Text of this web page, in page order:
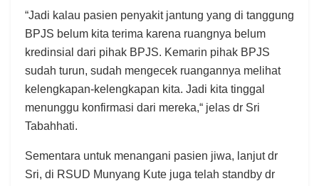
“Jadi kalau pasien penyakit jantung yang di tanggung
BPJS belum kita terima karena ruangnya belum
kredinsial dari pihak BPJS. Kemarin pihak BPJS
sudah turun, sudah mengecek ruangannya melihat
kelengkapan-kelengkapan kita. Jadi kita tinggal
menunggu konfirmasi dari mereka,“ jelas dr Sri
Tabahhati.
Sementara untuk menangani pasien jiwa, lanjut dr
Sri, di RSUD Munyang Kute juga telah standby dr